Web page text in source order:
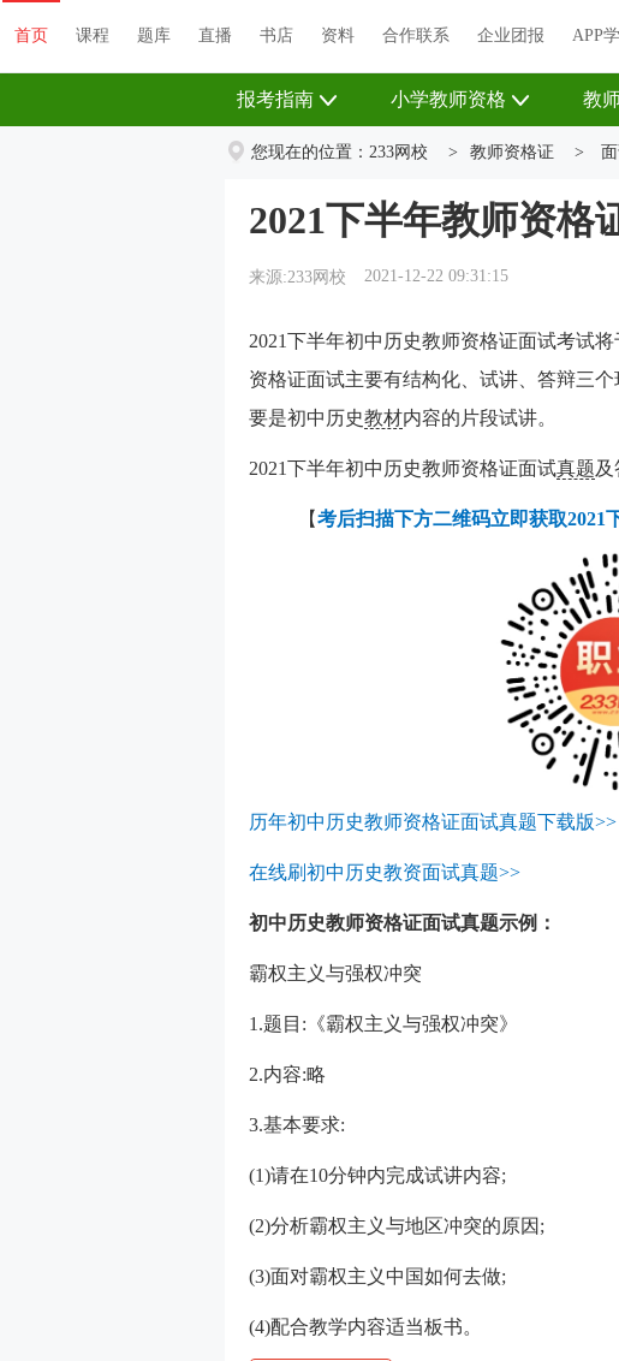
首页 课程 题库 直播 书店 资料 合作联系 企业团报 APP
首页 课程 题库 直播 书店 资料 关于我们
报考指南 小学教师资格 教
您现在的位置： 233网校 > 教师资格证 >
2021下半年教师资格
来源:233网校 2021-12-22 09:31:15
2021下半年初中历史教师资格证面试考试
资格证面试主要有结构化、试讲、答辩三
要是初中历史教材内容的片段试讲。
2021下半年初中历史教师资格证面试真题
【考后扫描下方二维码立即获取2021
历年初中历史教师资格证面试真题下载版>>
在线刷初中历史教资面试真题>>
初中历史教师资格证面试真题示例：
霸权主义与强权冲突
1.题目:《霸权主义与强权冲突》
2.内容:略
3.基本要求:
(1)请在10分钟内完成试讲内容;
(2)分析霸权主义与地区冲突的原因;
(3)面对霸权主义中国如何去做;
(4)配合教学内容适当板书。